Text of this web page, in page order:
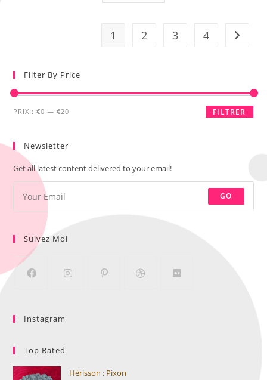
1 2 3 4
Filter By Price
FILTRER
PRIX :€0 —€20
Newsletter
Get all latest content delivered to your email!
GO
Suivez Moi
Instagram
Top Rated
Hérisson : Pixon